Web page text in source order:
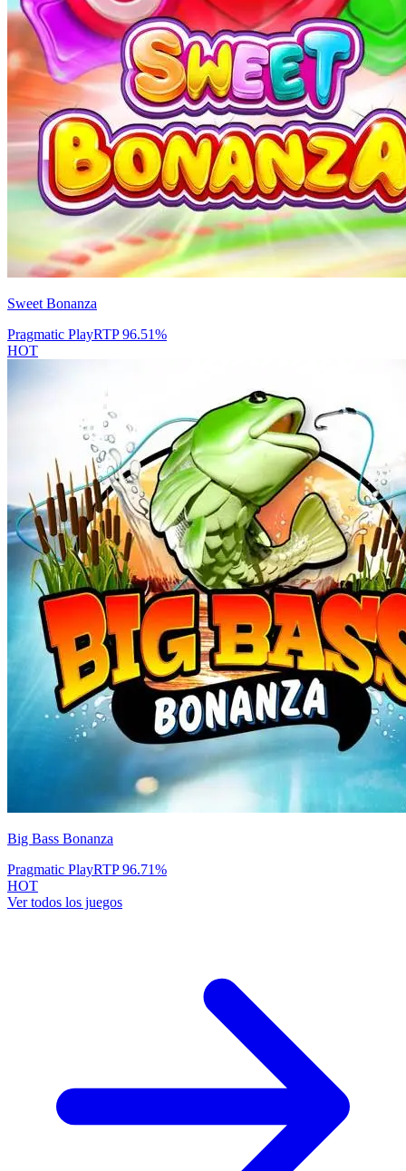
Sweet Bonanza
Pragmatic PlayRTP96.51%
HOT
Big Bass Bonanza
Pragmatic PlayRTP96.71%
HOT
Ver todos los juegos